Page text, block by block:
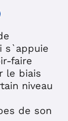
s`appuie
faire
le biais
niveau
de son